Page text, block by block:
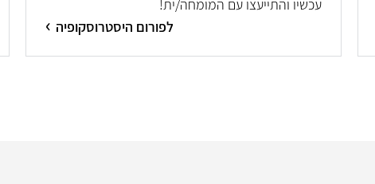
עכשיו והתייעצו עם המומחה/ית!
לפורום היסטרוסקופיה